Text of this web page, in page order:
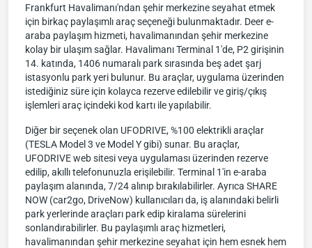
Frankfurt Havalimanı'ndan şehir merkezine seyahat etmek
için birkaç paylaşımlı araç seçeneği bulunmaktadır. Deer e-
araba paylaşım hizmeti, havalimanından şehir merkezine
kolay bir ulaşım sağlar. Havalimanı Terminal 1'de, P2 girişinin
14. katında, 1406 numaralı park sırasında beş adet şarj
istasyonlu park yeri bulunur. Bu araçlar, uygulama üzerinden
istediğiniz süre için kolayca rezerve edilebilir ve giriş/çıkış
işlemleri araç içindeki kod kartı ile yapılabilir.
Diğer bir seçenek olan UFODRIVE, %100 elektrikli araçlar
(TESLA Model 3 ve Model Y gibi) sunar. Bu araçlar,
UFODRIVE web sitesi veya uygulaması üzerinden rezerve
edilip, akıllı telefonunuzla erişilebilir. Terminal 1'in e-araba
paylaşım alanında, 7/24 alınıp bırakılabilirler. Ayrıca SHARE
NOW (car2go, DriveNow) kullanıcıları da, iş alanındaki belirli
park yerlerinde araçları park edip kiralama sürelerini
sonlandırabilirler. Bu paylaşımlı araç hizmetleri,
havalimanından şehir merkezine seyahat için hem esnek hem